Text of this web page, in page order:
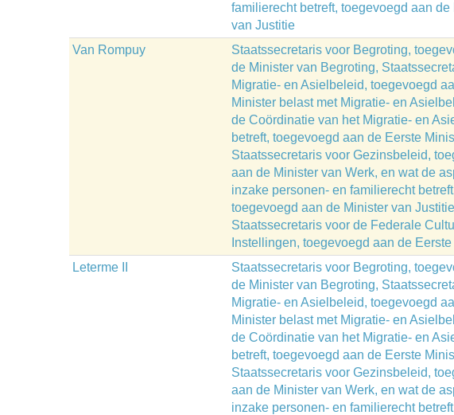
familierecht betreft, toegevoegd aan de
van Justitie
Van Rompuy
Staatssecretaris voor Begroting,
de Minister van Begroting,
Migratie- en Asielbeleid, toegevoegd
Minister belast met Migratie- en
de Coördinatie van het Migratie- en
betreft, toegevoegd aan de Eerste
Staatssecretaris voor Gezinsbeleid,
aan de Minister van Werk, en wat de
inzake personen- en familierecht
toegevoegd aan de Minister van
Staatssecretaris voor de Federale
Instellingen, toegevoegd aan de
Leterme II
Staatssecretaris voor Begroting,
de Minister van Begroting,
Migratie- en Asielbeleid, toegevoegd
Minister belast met Migratie- en
de Coördinatie van het Migratie- en
betreft, toegevoegd aan de Eerste
Staatssecretaris voor Gezinsbeleid,
aan de Minister van Werk, en wat de
inzake personen- en familierecht